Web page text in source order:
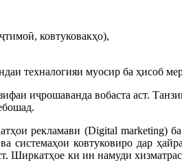
ковтуковакҳо),
техналогияи муосир ба ҳисоб
иҷрошаванда вобаста аст.
рекламави (Digital
системаҳои ковтуковиро дар
Ширкатҳое ки ин намуди